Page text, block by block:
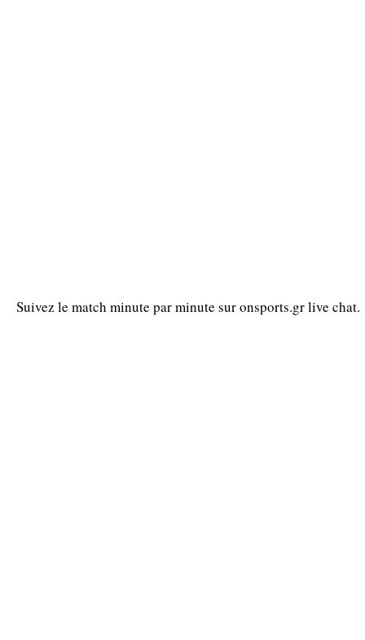
Suivez le match minute par minute sur onsports.gr live chat.